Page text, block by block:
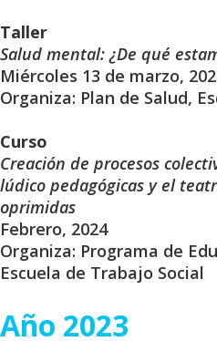
Taller
Salud mental: ¿De qué
Miércoles 13 de marzo,
Organiza: Plan de Salud,
Curso
Creación de procesos
lúdico pedagógicas y el
oprimidas
Febrero, 2024
Organiza: Programa de
Escuela de Trabajo Social
Año 2023